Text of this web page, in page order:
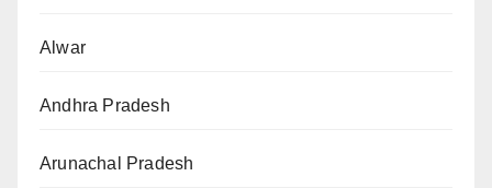
Alwar
Andhra Pradesh
Arunachal Pradesh